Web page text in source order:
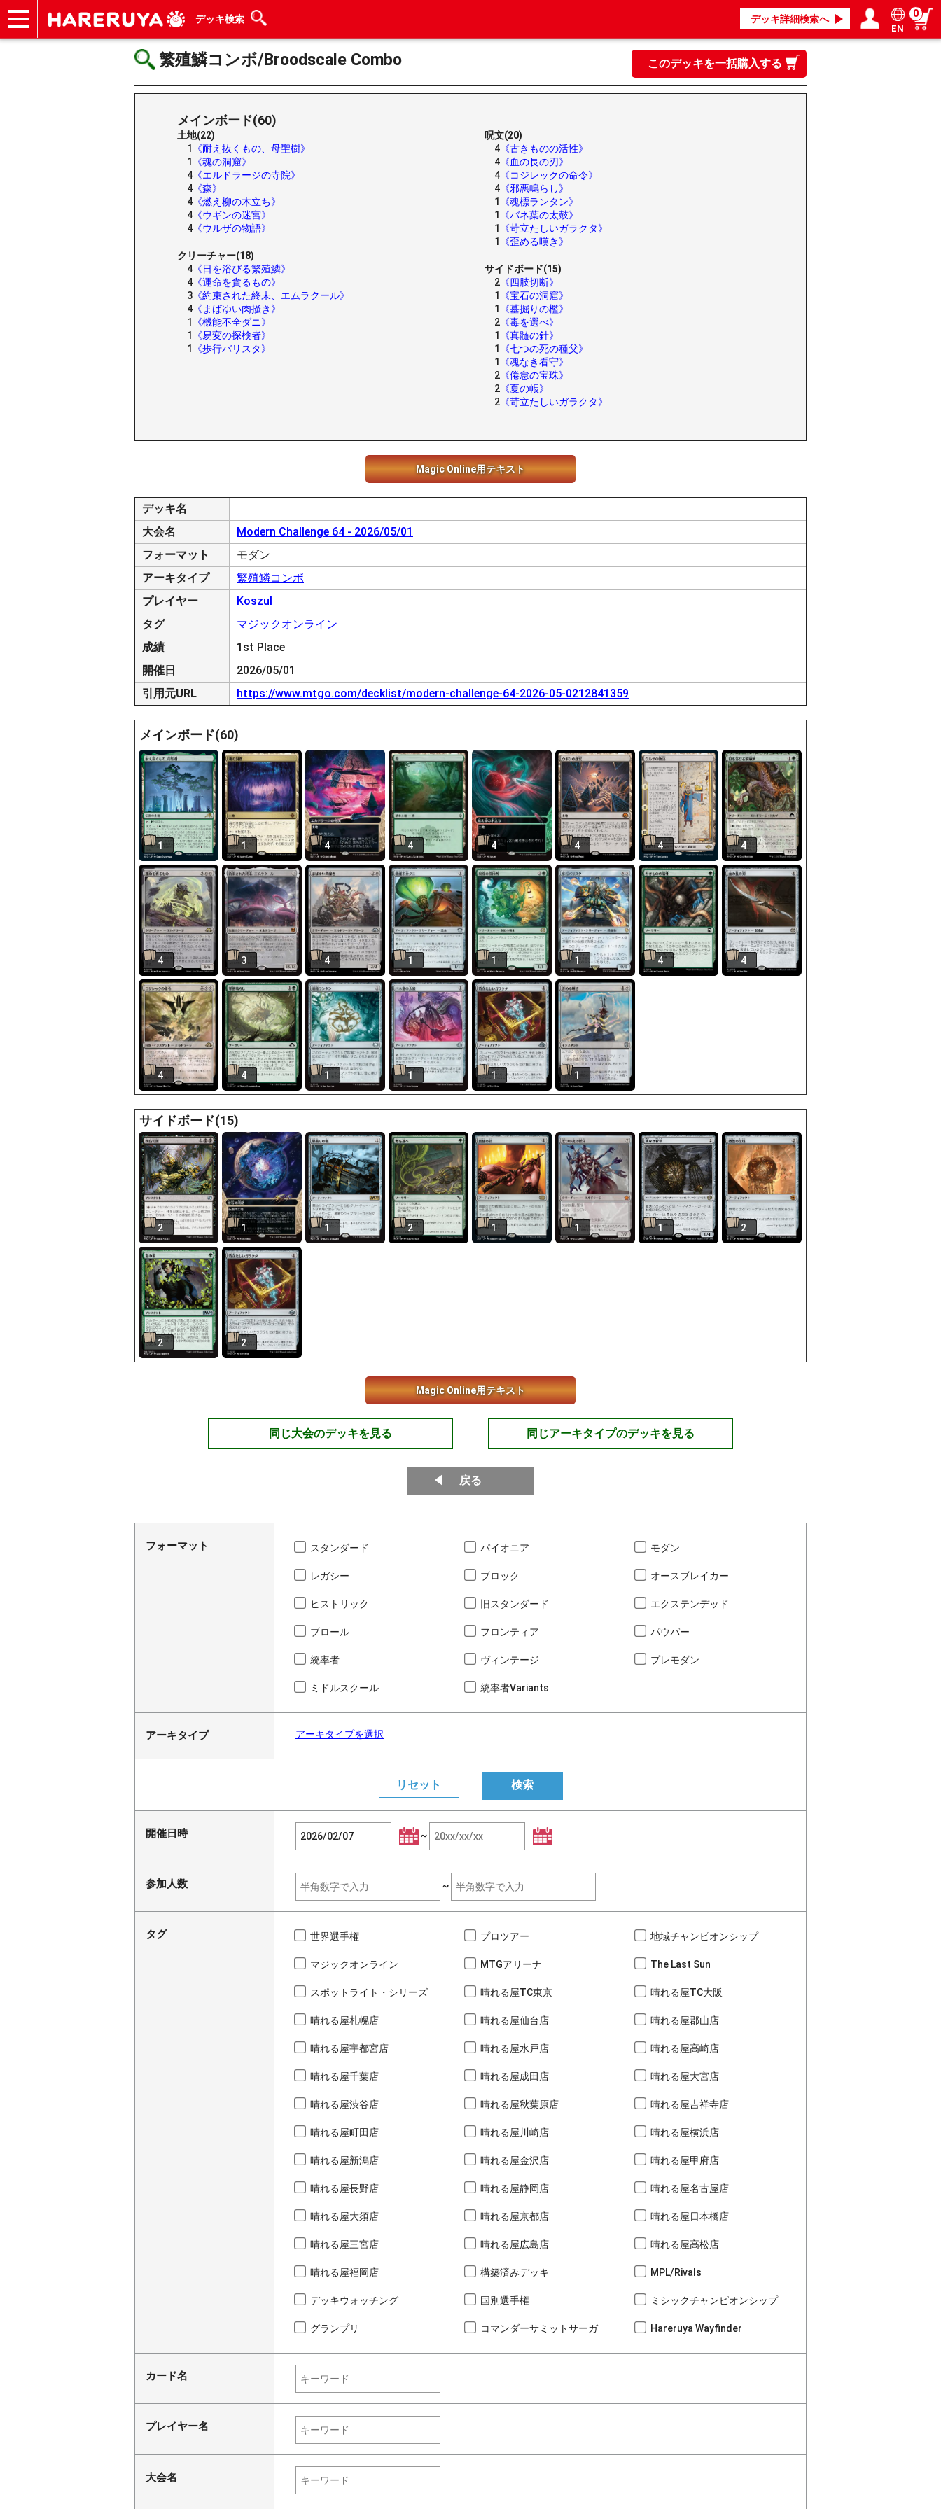
デッキ検索 デッキ詳細検索へ
ログイン／会員登録
マイページ
EN
0
繁殖鱗コンボ/Broodscale Combo このデッキを一括購入する
メインボード(60)
土地(22)
1
《耐え抜くもの、母聖樹》
1
《魂の洞窟》
4 《エルドラージの寺院》
4 《森》
4 《燃え柳の木立ち》
4 《ウギンの迷宮》
4 《ウルザの物語》
クリーチャー(18)
4 《日を浴びる繁殖鱗》
4 《運命を貪るもの》
3 《約束された終末、エムラクール》
4 《まばゆい肉掻き》
1
《機能不全ダニ》
1
《易変の探検者》
1
《歩行バリスタ》
呪文(20)
4 《古きものの活性》
4 《血の長の刃》
4 《コジレックの命令》
4 《邪悪鳴らし》
1
《魂標ランタン》
1
《バネ葉の太鼓》
1
《苛立たしいガラクタ》
1
《歪める嘆き》
サイドボード(15)
2 《四肢切断》
1
《宝石の洞窟》
1
《墓掘りの檻》
2 《毒を選べ》
1
《真髄の針》
1
《七つの死の種父》
1
《魂なき看守》
2 《倦怠の宝珠》
2 《夏の帳》
2 《苛立たしいガラクタ》
Magic Online用テキスト
デッキ名
大会名
Modern Challenge 64 - 2026/05/01
フォーマット
モダン
アーキタイプ
繁殖鱗コンボ
プレイヤー
Koszul
タグ
マジックオンライン
成績
1st Place
開催日
2026/05/01
引用元URL
https://www.mtgo.com/decklist/modern-challenge-64-2026-05-0212841359
メインボード(60)
1 1 4 4 4 4 4 4
4 3 4 1 1 1 4 4
4 4 1 1 1 1
サイドボード(15)
2 1 1 2 1 1 1 2
2 2
Magic Online用テキスト
同じ大会のデッキを見る 同じアーキタイプのデッキを見る
戻る
フォーマット スタンダード パイオニア モダン
レガシー ブロック オースブレイカー
ヒストリック 旧スタンダード エクステンデッド
ブロール フロンティア パウパー
統率者 ヴィンテージ プレモダン
ミドルスクール 統率者Variants
アーキタイプ アーキタイプを選択
開催日時 ~
参加人数 ~
タグ 世界選手権 プロツアー 地域チャンピオンシップ
マジックオンライン MTGアリーナ The Last Sun
スポットライト・シリーズ 晴れる屋TC東京 晴れる屋TC大阪
晴れる屋札幌店 晴れる屋仙台店 晴れる屋郡山店
晴れる屋宇都宮店 晴れる屋水戸店 晴れる屋高崎店
晴れる屋千葉店 晴れる屋成田店 晴れる屋大宮店
晴れる屋渋谷店 晴れる屋秋葉原店 晴れる屋吉祥寺店
晴れる屋町田店 晴れる屋川崎店 晴れる屋横浜店
晴れる屋新潟店 晴れる屋金沢店 晴れる屋甲府店
晴れる屋長野店 晴れる屋静岡店 晴れる屋名古屋店
晴れる屋大須店 晴れる屋京都店 晴れる屋日本橋店
晴れる屋三宮店 晴れる屋広島店 晴れる屋高松店
晴れる屋福岡店 構築済みデッキ MPL/Rivals
デッキウォッチング 国別選手権 ミシックチャンピオンシップ
グランプリ コマンダーサミットサーガ Hareruya Wayfinder
カード名
プレイヤー名
大会名